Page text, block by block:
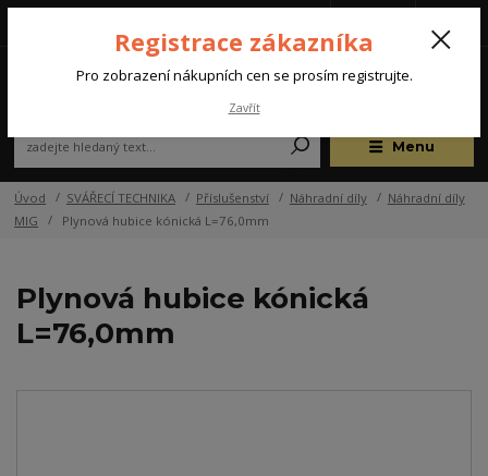
Menu
(Po-Pá, 07:00-15:30 hod.)
Úvod SVÁŘECÍ TECHNIKA Příslušenství Náhradní díly
Náhradní díly
MIG
Plynová hubice kónická L=76,0mm
Plynová hubice kónická
L=76,0mm
Registrace zákazníka
Pro zobrazení nákupních cen se prosím registrujte.
Zavřít